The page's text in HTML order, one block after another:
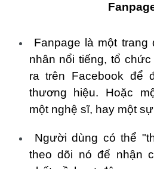
Fanpage là một trang
nhân nổi tiếng, tổ
ra trên Facebook để
thương hiệu. Hoặc
một nghệ sĩ, hay một
Người dùng có thể
theo dõi nó để nhận